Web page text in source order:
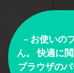
– お使いの
ん。 快適に
ブラウザの